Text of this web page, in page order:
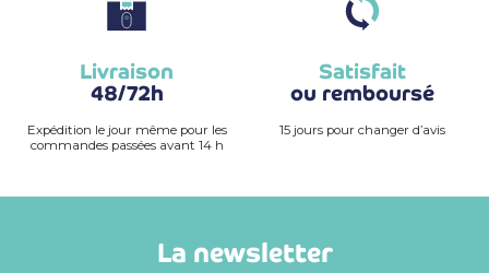
Livraison
48/72h
Expédition le jour même pour les
commandes passées avant 14 h
Satisfait
ou remboursé
15 jours pour changer d’avis
La newsletter